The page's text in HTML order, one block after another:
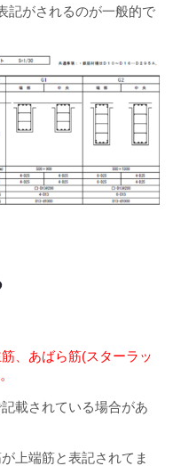
記がされるのが一般的で
、あばら筋(スターラッ
載されている場合があ
上端筋と表記されてま